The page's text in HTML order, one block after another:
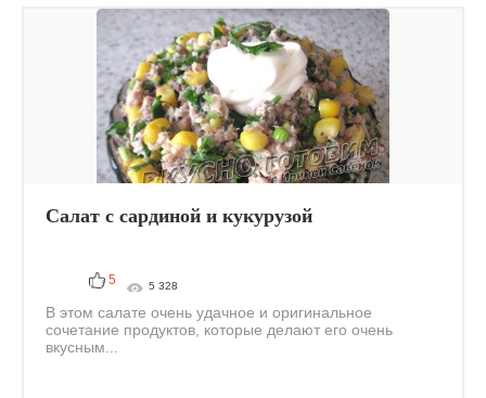
Салат с сардиной и кукурузой
5 5 328
В этом салате очень удачное и оригинальное
сочетание продуктов, которые делают его очень
вкусным...